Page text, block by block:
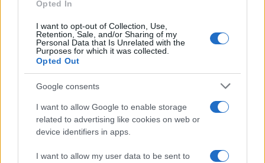
Opted In
I want to opt-out of Collection, Use,
Retention, Sale, and/or Sharing of my
Personal Data that Is Unrelated with the
Purposes for which it was collected.
Opted Out
Google consents
I want to allow Google to enable storage
related to advertising like cookies on web or
device identifiers in apps.
I want to allow my user data to be sent to
ΕΠΙΚΟΙΝΩΝΙΑ COOKIES
copyright © 2026
Αριθμός Πιστοποίησης Μ.Η.Τ.232164